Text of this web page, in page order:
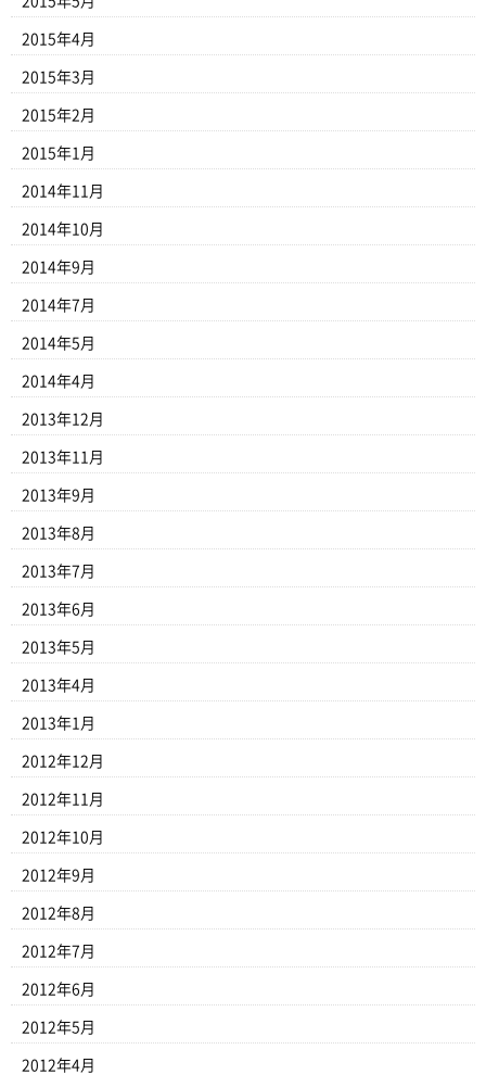
2015年4月
2015年3月
2015年2月
2015年1月
2014年11月
2014年10月
2014年9月
2014年7月
2014年5月
2014年4月
2013年12月
2013年11月
2013年9月
2013年8月
2013年7月
2013年6月
2013年5月
2013年4月
2013年1月
2012年12月
2012年11月
2012年10月
2012年9月
2012年8月
2012年7月
2012年6月
2012年5月
2012年4月